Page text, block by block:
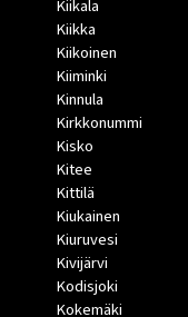
Kiikala
Kiikka
Kiikoinen
Kiiminki
Kinnula
Kirkkonummi
Kisko
Kitee
Kittilä
Kiukainen
Kiuruvesi
Kivijärvi
Kodisjoki
Kokemäki